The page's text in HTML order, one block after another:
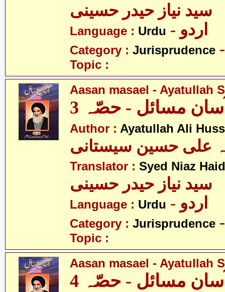
سید نیاز حیدر حسینی
Language : Urdu - اردو
Category : Jurisprudence
Topic :
Aasan masael - Ayatullah
مسائل - حصّہ 3
Author : Ayatullah Ali
علی حسین سیستانی
Translator : Syed Niaz
سید نیاز حیدر حسینی
Language : Urdu - اردو
Category : Jurisprudence
Topic :
Aasan masael - Ayatullah
مسائل - حصّہ 4